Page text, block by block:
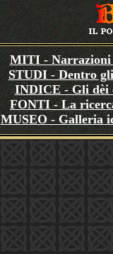
MITI - Narrazioni
STUDI - Dentro
INDICE - Gli dèi
FONTI - La
MUSEO - Galleria